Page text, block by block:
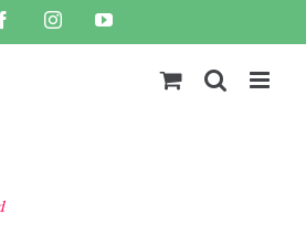
FacebookInstagramYouTube